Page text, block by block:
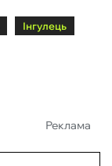
Інгулець
Реклама